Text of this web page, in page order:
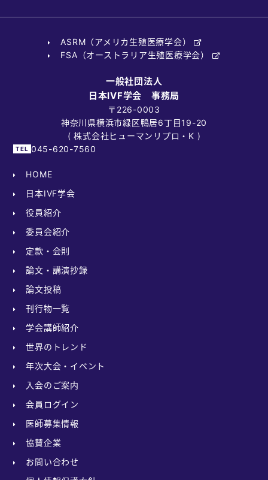
ASRM（アメリカ生殖医療学会）
FSA（オーストラリア生殖医療学会）
一般社団法人
日本IVF学会 事務局
〒226-0003
神奈川県横浜市緑区鴨居6丁目19-20
( 株式会社ヒューマンリプロ・K )
045-620-7560
HOME
日本IVF学会
役員紹介
委員会紹介
定款・会則
論文・講演抄録
論文投稿
刊行物一覧
学会講師紹介
世界のトレンド
年次大会・イベント
入会のご案内
会員ログイン
医師募集情報
協賛企業
お問い合わせ